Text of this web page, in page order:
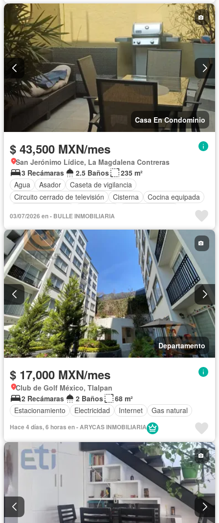
Casa En Condominio
$ 43,500 MXN/mes
San Jerónimo Lídice, La Magdalena Contreras
3 Recámaras
2.5 Baños
235 m²
Agua
Asador
Caseta de vigilancia
Circuito cerrado de televisión
Cisterna
Cocina equipada
Gas natural
Terraza
03/07/2026 en - BULLE INMOBILIARIA
Departamento
$ 17,000 MXN/mes
Club de Golf México, Tlalpan
2 Recámaras
2 Baños
68 m²
Estacionamiento
Electricidad Internet Gas natural
Hace 4 días, 6 horas en - ARYCAS INMOBILIARIA